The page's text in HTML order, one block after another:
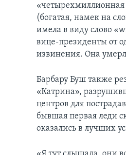
«четырехмиллионная
(богатая, намек на
имела в виду слово
вице-президенты от
извинения. Она
Барбару Буш также
«Катрина»,
центров для
бывшая первая леди
оказались в лучших